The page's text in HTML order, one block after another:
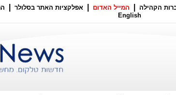
הקהילה המייל האדום אפלקציות האתר בסלולר
English